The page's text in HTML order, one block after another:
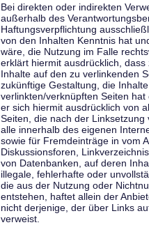
Bei direkten oder indirekten
außerhalb des
Haftungsverpflichtung
von den Inhalten Kenntnis hat
wäre, die Nutzung im Falle
erklärt hiermit ausdrücklich,
Inhalte auf den zu verlinkenden
zukünftige Gestaltung, die
verlinkten/verknüpften Seiten
er sich hiermit ausdrücklich von
Seiten, die nach der
alle innerhalb des eigenen
sowie für Fremdeinträge in vom
Diskussionsforen,
von Datenbanken, auf deren
illegale, fehlerhafte oder
die aus der Nutzung oder
entstehen, haftet allein der
nicht derjenige, der über Links
verweist.